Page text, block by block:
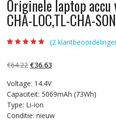
Originele laptop accu
CHA-LOC,TL-CHA-SON
gebaseerd op
klantbeoordelin
(2
€64.22 Oorspronkelijke
was:
€64.22.
€36.63Huidige
€36.63.
Voltage: 14.4V
Capaciteit: 5069mAh (73Wh)
Type: Li-ion
Conditie: nieuw